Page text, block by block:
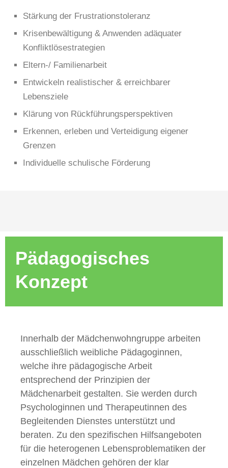
Stärkung der Frustrationstoleranz
Krisenbewältigung & Anwenden adäquater
Konfliktlösestrategien
Eltern-/ Familienarbeit
Entwickeln realistischer & erreichbarer
Lebensziele
Klärung von Rückführungsperspektiven
Erkennen, erleben und Verteidigung eigener
Grenzen
Individuelle schulische Förderung
Pädagogisches
Konzept
Innerhalb der Mädchenwohngruppe arbeiten
ausschließlich weibliche Pädagoginnen,
welche ihre pädagogische Arbeit
entsprechend der Prinzipien der
Mädchenarbeit gestalten. Sie werden durch
Psychologinnen und Therapeutinnen des
Begleitenden Dienstes unterstützt und
beraten. Zu den spezifischen Hilfsangeboten
für die heterogenen Lebensproblematiken der
einzelnen Mädchen gehören der klar